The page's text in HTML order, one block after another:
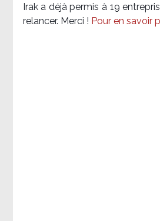
Irak a déjà permis à 19
relancer. Merci ! Pour en savoir